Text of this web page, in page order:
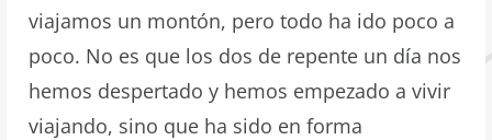
viajamos un montón, pero todo ha ido poco a
poco. No es que los dos de repente un día nos
hemos despertado y hemos empezado a vivir
viajando, sino que ha sido en forma